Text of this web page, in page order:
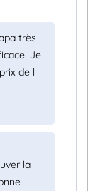
très
Je
de l
la